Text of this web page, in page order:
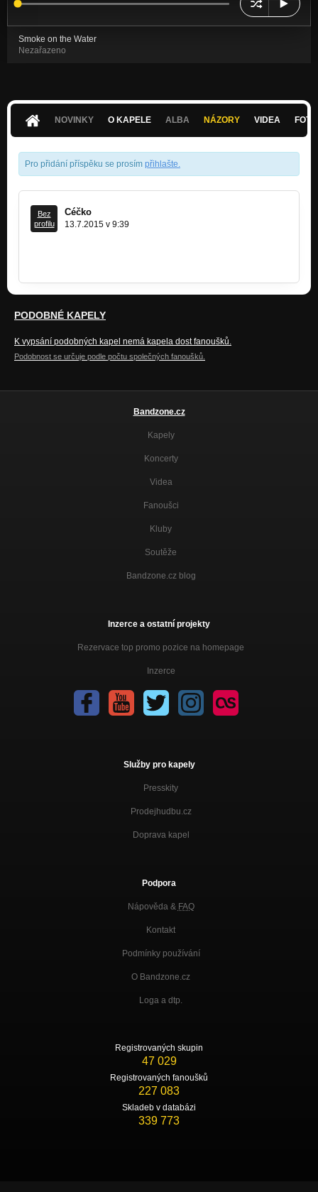
Smoke on the Water
Nezařazeno
NOVINKY O KAPELE ALBA NÁZORY VIDEA
Pro přidání příspěku se prosím přihlašte
Bez
profilu
Céčko
13.7.2015 v 9:39
PODOBNÉ KAPELY
K vypsání podobných kapel nemá kapela dost fanoušků.
Podobnost se určuje podle počtu společných fanoušků.
Bandzone.cz
Kapely
Koncerty
Videa
Fanoušci
Kluby
Soutěže
Bandzone.cz blog
Inzerce a ostatní projekty
Rezervace top promo pozice na homepage
Inzerce
Služby pro kapely
Presskity
Prodejhudbu.cz
Doprava kapel
Podpora
Nápověda & FAQ
Kontakt
Podmínky používání
O Bandzone.cz
Loga a dtp.
Registrovaných skupin
47 029
Registrovaných fanoušků
227 083
Skladeb v databázi
339 773